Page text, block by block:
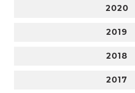
2020
2019
2018
2017